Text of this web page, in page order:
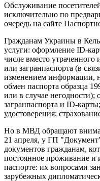
Обслуживание
исключительно по
очередь на сайте
Гражданам Украины в
услуги: оформление ID-
числе вместо
или загранпаспорта (в
изменением информации,
обмен паспорта образца
или в случае
загранпаспорта и ID-
удостоверения;
Но в МВД обращают
21 апреля, у ГП
документов гражданам,
постоянное проживание и
паспорте: их вопросами
зарубежных